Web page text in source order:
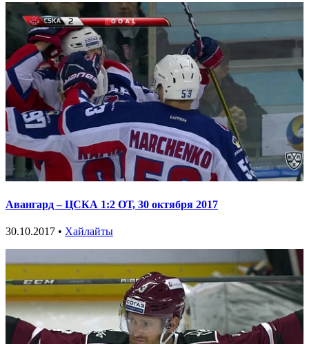
Авангард – ЦСКА 1:2 ОТ, 30 октября 2017
30.10.2017 • Хайлайты